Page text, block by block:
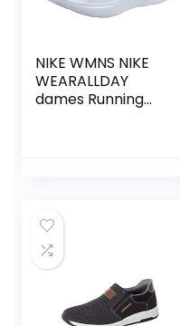
NIKE WMNS NIKE
WEARALLDAY
dames Running